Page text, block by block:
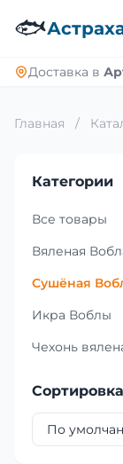
🐟
Доставка в
Главная /
Категории
Все товары
Вяленая
Сушёная
Икра Воблы
Чехонь
Сортировка